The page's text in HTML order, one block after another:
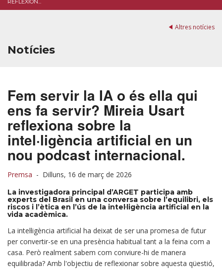
REFLEXION...
Altres notícies
Notícies
Fem servir la IA o és ella qui
ens fa servir? Mireia Usart
reflexiona sobre la
intel·ligència artificial en un
nou podcast internacional.
Premsa - Dilluns, 16 de març de 2026
La investigadora principal d’ARGET participa amb
experts del Brasil en una conversa sobre l’equilibri, els
riscos i l’ètica en l’ús de la intel·ligència artificial en la
vida acadèmica.
La intel·ligència artificial ha deixat de ser una promesa de futur
per convertir-se en una presència habitual tant a la feina com a
casa. Però realment sabem com conviure-hi de manera
equilibrada? Amb l'objectiu de reflexionar sobre aquesta qüestió,